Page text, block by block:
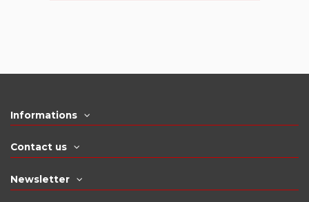
Informations
Contact us
Newsletter